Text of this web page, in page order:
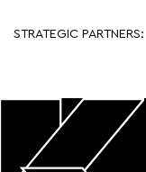
STRATEGIC PARTNERS: